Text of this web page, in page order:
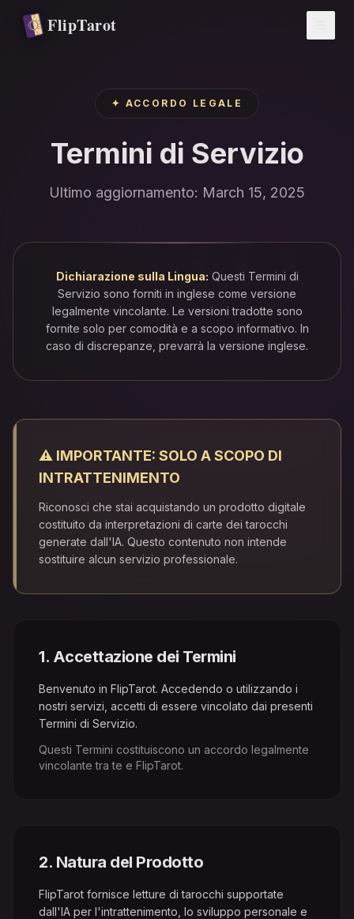
Vai al contenuto principale
FlipTarot
✦ ACCORDO LEGALE
Termini di Servizio
Ultimo aggiornamento: March 15, 2025
Dichiarazione sulla Lingua: Questi Termini di
Servizio sono forniti in inglese come versione
legalmente vincolante. Le versioni tradotte sono
fornite solo per comodità e a scopo informativo. In
caso di discrepanze, prevarrà la versione inglese.
⚠️ IMPORTANTE: SOLO A SCOPO DI
INTRATTENIMENTO
Riconosci che stai acquistando un prodotto digitale
costituito da interpretazioni di carte dei tarocchi
generate dall'IA. Questo contenuto non intende
sostituire alcun servizio professionale.
1. Accettazione dei Termini
Benvenuto in FlipTarot. Accedendo o utilizzando i
nostri servizi, accetti di essere vincolato dai presenti
Termini di Servizio.
Questi Termini costituiscono un accordo legalmente
vincolante tra te e FlipTarot.
2. Natura del Prodotto
FlipTarot fornisce letture di tarocchi supportate
dall'IA per l'intrattenimento, lo sviluppo personale e